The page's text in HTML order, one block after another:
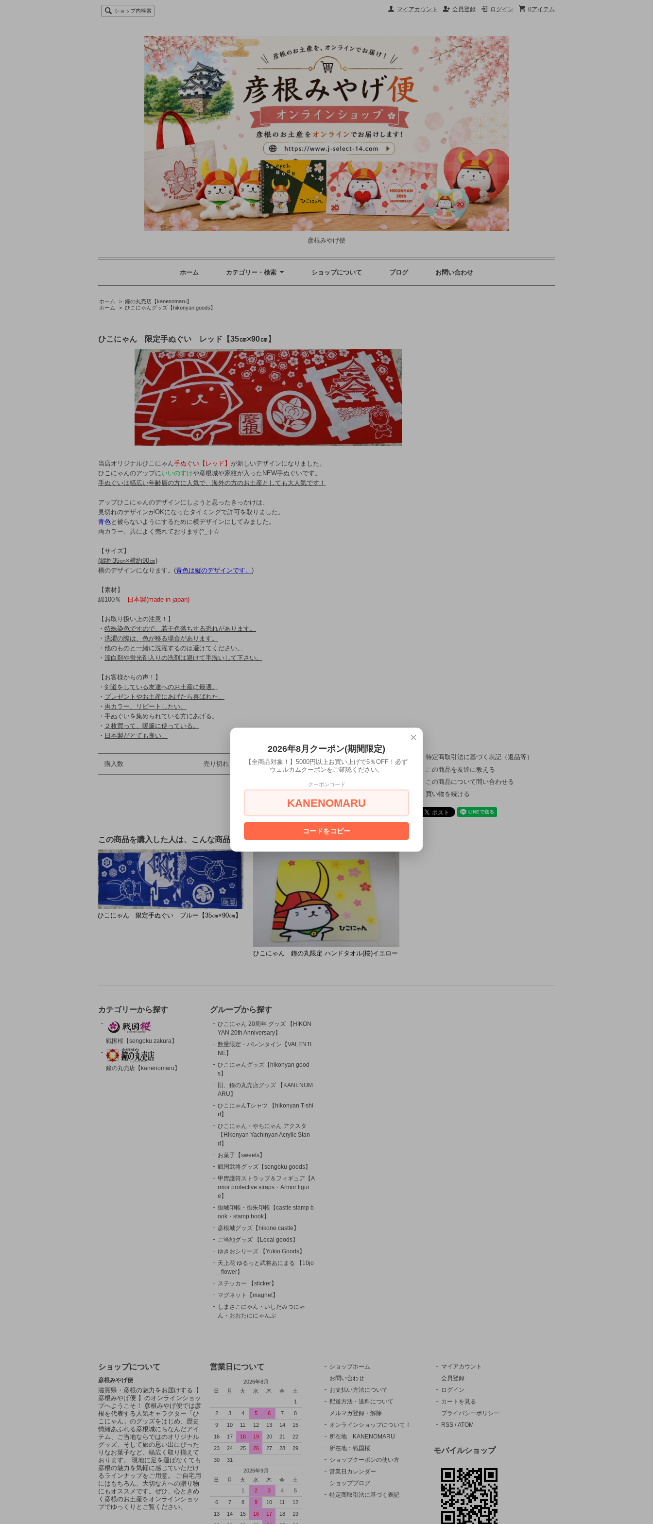
0アイテム
ログイン
会員登録
マイアカウント
ショップ内検索
彦根みやげ便
ホーム カテゴリー・検索 ショップについて ブログ お問い合わせ
ホーム > 鐘の丸売店【kanenomaru】
ホーム
> ひこにゃんグッズ【hikonyan goods】
ひこにゃん 限定手ぬぐい レッド【35㎝×90㎝】
当店オリジナルひこにゃん手ぬぐい【レッド】 が新しいデザインになりました。
ひこにゃんのアップにいいのすけや彦根城や家紋が入ったNEW手ぬぐいです。
手ぬぐいは幅広い年齢層の方に人気で、海外の方のお土産としても大人気です！
アップひこにゃんのデザインにしようと思ったきっかけは、
見切れのデザインがOKになったタイミングで許可を取りました。
青色と被らないようにするために横デザインにしてみました。
両カラー、共によく売れております(^_-)-☆
【サイズ】
(縦約35㎝×横約90㎝)
横のデザインになります。(青色は縦のデザインです。 )
【素材】
綿100％
日本製(made in japan)
【お取り扱い上の注意！】
・ 特殊染色ですので、若干色落ちする恐れがあります。
・ 洗濯の際は、色が移る場合があります。
・ 他のものと一緒に洗濯するのは避けてください。
・ 漂白剤や蛍光剤入りの洗剤は避けて手洗いして下さい。
【お客様からの声！】
・ 剣道をしている友達へのお土産に最適。
・ プレゼントやお土産にあげたら喜ばれた。
・ 両カラー、リピートしたい。
・ 手ぬぐいを集められている方にあげる。
・ ２枚買って、暖簾に使っている。
・ 日本製がとても良い。
購入数 売り切れ
特定商取引法に基づく表記（返品等）
この商品を友達に教える
この商品について問い合わせる
買い物を続ける
この商品を購入した人は、こんな商品も購入しています
ひこにゃん 限定手ぬぐい ブルー【35㎝×90㎝】
ひこにゃん 鐘の丸限定 ハンドタオル(桜)イエロー
カテゴリーから探す
戦国桜【sengoku zakura】
鐘の丸売店【kanenomaru】
グループから探す
ひこにゃん 20周年 グッズ 【HIKON
YAN 20th Anniversary】
数量限定・バレンタイン【VALENTI
NE】
ひこにゃんグッズ【hikonyan good
s】
旧、鐘の丸売店グッズ 【KANENOM
ARU】
ひこにゃんTシャツ 【hikonyan T-shi
rt】
ひこにゃん・やちにゃん アクスタ
【Hikonyan Yachinyan Acrylic Stan
d】
お菓子【sweets】
戦国武将グッズ【sengoku goods】
甲冑護符ストラップ＆フィギュア【A
rmor protective straps・Armor figur
e】
御城印帳・御朱印帳【castle stamp b
ook・stamp book】
彦根城グッズ【hikone castle】
ご当地グッズ 【Local goods】
ゆきおシリーズ 【Yukio Goods】
天上花 ゆるっと武将あにまる 【10jo
_flower】
ステッカー 【sticker】
マグネット【magnet】
しまさこにゃん・いしだみつにゃ
ん・おおたににゃんぶ
ショップについて
彦根みやげ便
滋賀県・彦根の魅力をお届けする【
彦根みやげ便 】のオンラインショッ
プへようこそ！ 彦根みやげ便では彦
根を代表する人気キャラクター「ひ
こにゃん」のグッズをはじめ、歴史
情緒あふれる彦根城にちなんだアイ
テム、ご当地ならではのオリジナル
グッズ、そして旅の思い出にぴった
りなお菓子など、幅広く取り揃えて
おります。 現地に足を運ばなくても
彦根の魅力を気軽に感じていただけ
るラインナップをご用意。 ご自宅用
にはもちろん、大切な方への贈り物
にもオススメです。ぜひ、心ときめ
く彦根のお土産をオンラインショッ
プでゆっくりとご覧ください。
営業日について
2026年8月
日
月 火 水 木 金
土
1
2
3 4 5 6 7
8
9
10 11 12 13 14
15
16
17 18 19 20 21
22
23
24 25 26 27 28
29
30
31
2026年9月
日
月 火 水 木 金
土
1
2 3 4
5
6
7 8 9 10 11
12
13
14 15 16 17 18
19
ショップホーム
お問い合わせ
お支払い方法について
配送方法・送料について
メルマガ登録・解除
オンラインショップについて！
所在地 KANENOMARU
所在地：戦国桜
ショップクーポンの使い方
営業日カレンダー
ショップブログ
特定商取引法に基づく表記
マイアカウント
会員登録
ログイン
カートを見る
プライバシーポリシー
RSS /ATOM
モバイルショップ
×
2026年8月クーポン(期間限定)
【全商品対象！】5000円以上お買い上げで5％OFF！必ず
ウェルカムクーポンをご確認ください。
クーポンコード
KANENOMARU
コードをコピー